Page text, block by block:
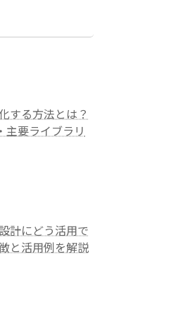
する方法とは？
主要ライブラリ
計にどう活用で
と活用例を解説